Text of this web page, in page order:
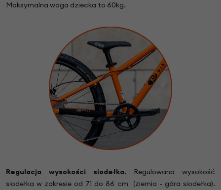
Maksymalna waga dziecka to 60kg.
Regulacja wysokości siodełka. Regulowana wysokość
siodełka w zakresie od 71 do 86 cm (ziemia - góra siodełka).